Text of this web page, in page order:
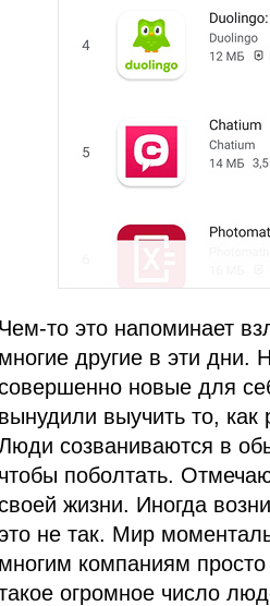
Чем-то это напоминает
многие другие в эти дни.
новые для
вынудили выучить то,
созваниваются в
чтобы поболтать.
жизни. Иногда
не так. Мир
многим компаниям
огромное число